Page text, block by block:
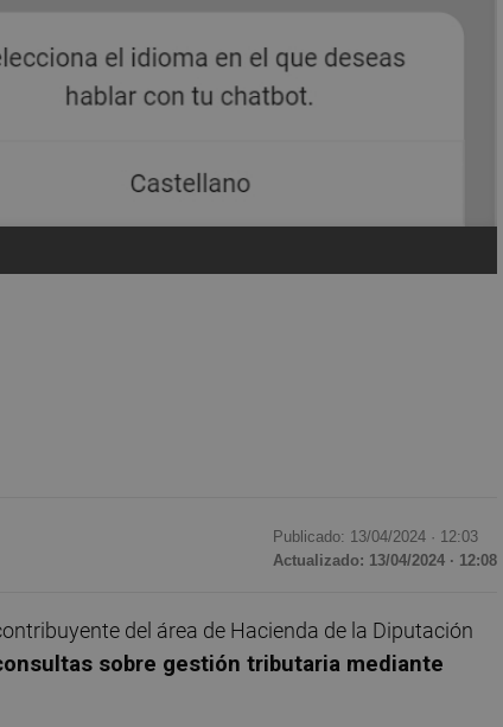
Publicado: 13/04/2024 · 12:03
Actualizado: 13/04/2024 · 12:08
del área de Hacienda de la Diputación
sobre gestión tributaria mediante